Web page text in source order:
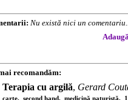
Nu există nici un
recomandăm:
Terapia cu argilă, Gerard
carte, second hand, medicină naturistă,